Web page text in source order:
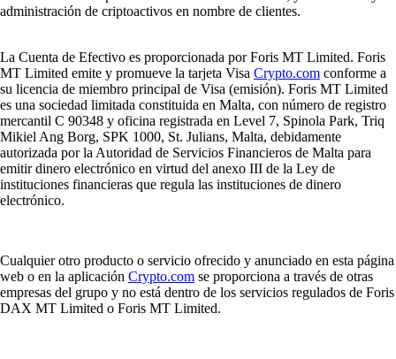
administración de criptoactivos en nombre de clientes.
La Cuenta de Efectivo es proporcionada por Foris MT Limited. Foris
MT Limited emite y promueve la tarjeta Visa Crypto.com conforme a
su licencia de miembro principal de Visa (emisión). Foris MT Limited
es una sociedad limitada constituida en Malta, con número de registro
mercantil C 90348 y oficina registrada en Level 7, Spinola Park, Triq
Mikiel Ang Borg, SPK 1000, St. Julians, Malta, debidamente
autorizada por la Autoridad de Servicios Financieros de Malta para
emitir dinero electrónico en virtud del anexo III de la Ley de
instituciones financieras que regula las instituciones de dinero
electrónico.
Cualquier otro producto o servicio ofrecido y anunciado en esta página
web o en la aplicación Crypto.com se proporciona a través de otras
empresas del grupo y no está dentro de los servicios regulados de Foris
DAX MT Limited o Foris MT Limited.